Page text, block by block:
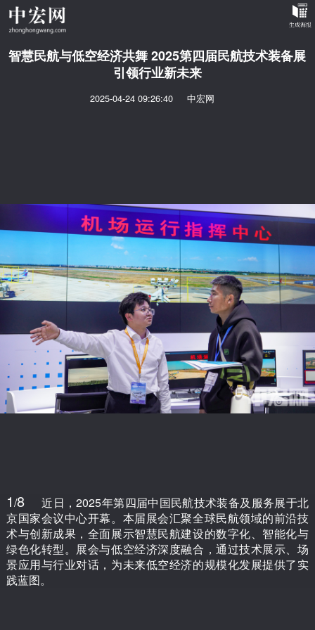
智慧民航与低空经济共舞 2025第四届民航技术装备展
引领行业新未来
2025-04-24 09:26:40 中宏网
1/8
近日，2025年第四届中国民航技术装备及服务展于北
京国家会议中心开幕。本届展会汇聚全球民航领域的前沿技
术与创新成果，全面展示智慧民航建设的数字化、智能化与
绿色化转型。展会与低空经济深度融合，通过技术展示、场
景应用与行业对话，为未来低空经济的规模化发展提供了实
践蓝图。